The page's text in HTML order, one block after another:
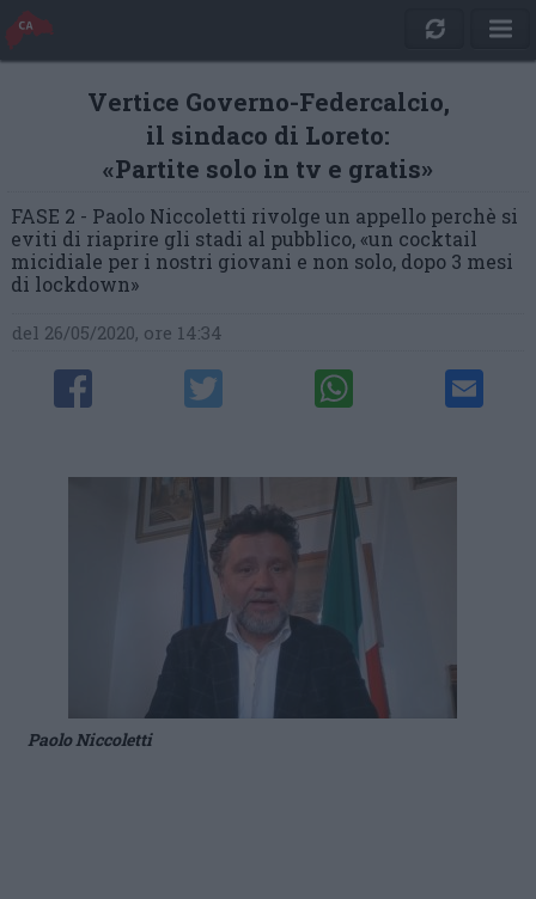
Vertice Governo-Federcalcio,
il sindaco di Loreto:
«Partite solo in tv e gratis»
FASE 2 - Paolo Niccoletti rivolge un appello perchè si
eviti di riaprire gli stadi al pubblico, «un cocktail
micidiale per i nostri giovani e non solo, dopo 3 mesi
di lockdown»
del 26/05/2020, ore 14:34
Paolo Niccoletti